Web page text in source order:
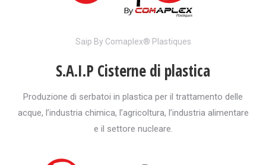
Saip By Comaplex® Plastiques
S.A.I.P Cisterne di plastica
Produzione di serbatoi in plastica per il trattamento delle
acque, l’industria chimica, l’agricoltura, l’industria alimentare
e il settore nucleare.